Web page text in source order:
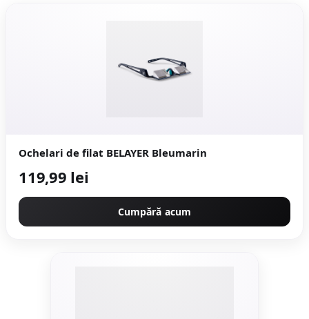
Ochelari de filat BELAYER Bleumarin
119,99 lei
Cumpără acum